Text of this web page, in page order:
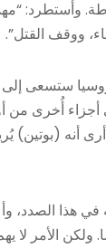
وأستطرد:
ووقف القتل”.
ستسعى إلى
أجزاء أُخرى من
أنه (بوتين)
هذا الصدد،
ولكن الأمر لا